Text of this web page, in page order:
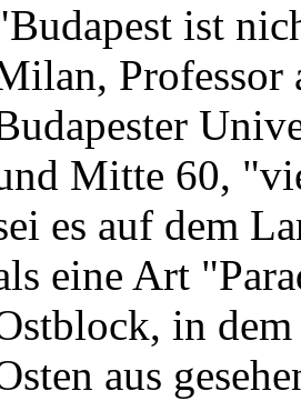
ist
Professor
Mitte 60,
es auf dem
eine Art
in
aus